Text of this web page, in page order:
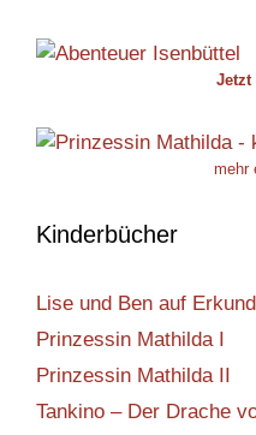
Jetzt
mehr
Kinderbücher
Lise und Ben auf
Prinzessin Mathilda I
Prinzessin Mathilda II
Tankino – Der Drache